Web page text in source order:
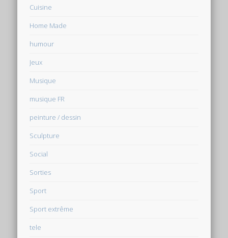
Cuisine
Home Made
humour
Jeux
Musique
musique FR
peinture / dessin
Sculpture
Social
Sorties
Sport
Sport extrême
tele